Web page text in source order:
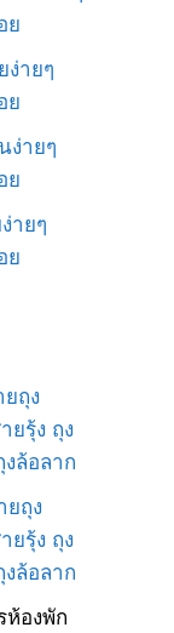
ย
ายๆ
ย
ง่ายๆ
ย
ายๆ
ย
ถุง
ยรุ้ง ถุง
งล้อลาก
ยถุง
ยรุ้ง ถุง
งล้อลาก
ห้องพัก